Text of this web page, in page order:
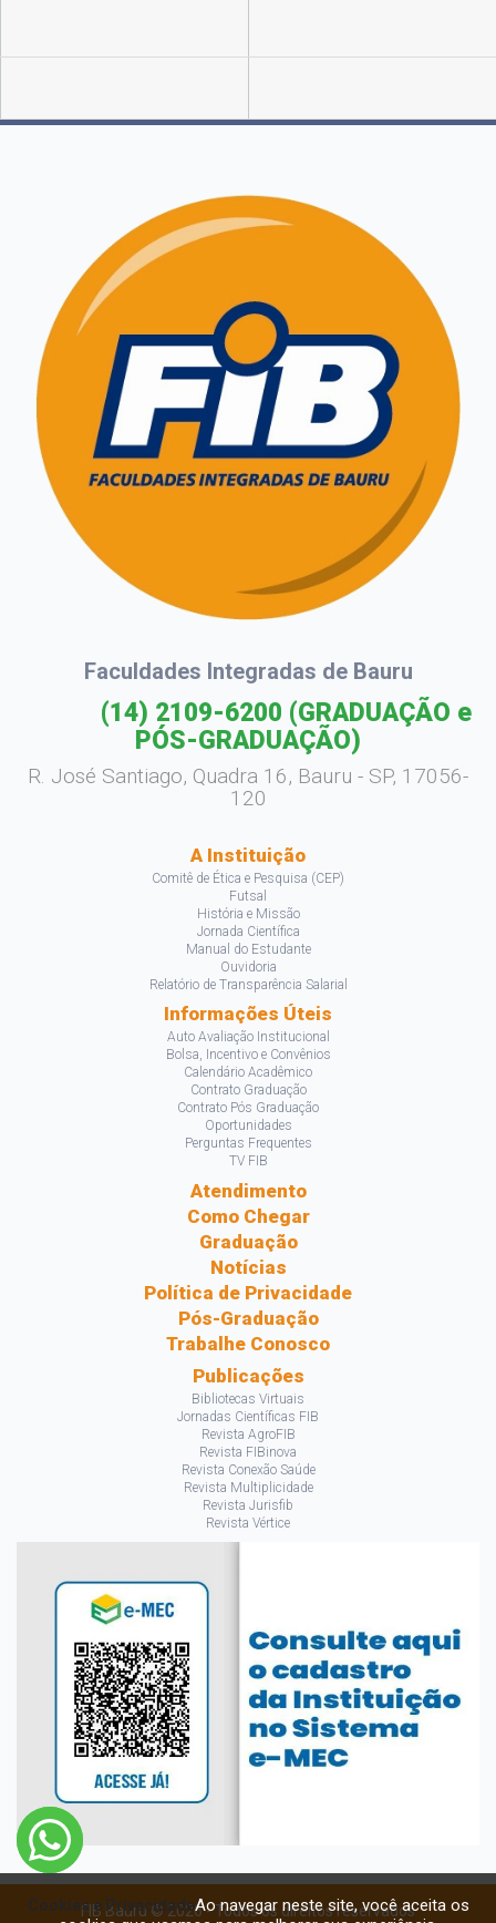
Faculdades Integradas de Bauru
(14) 2109-6200 (GRADUAÇÃO e
PÓS-GRADUAÇÃO)
R. José Santiago, Quadra 16, Bauru - SP, 17056-
120
A Instituição
Comitê de Ética e Pesquisa (CEP)
Futsal
História e Missão
Jornada Científica
Manual do Estudante
Ouvidoria
Relatório de Transparência Salarial
Informações Úteis
Auto Avaliação Institucional
Bolsa, Incentivo e Convênios
Calendário Acadêmico
Contrato Graduação
Contrato Pós Graduação
Oportunidades
Perguntas Frequentes
TV FIB
Atendimento
Como Chegar
Graduação
Notícias
Política de Privacidade
Pós-Graduação
Trabalhe Conosco
Publicações
Bibliotecas Virtuais
Jornadas Científicas FIB
Revista AgroFIB
Revista FIBinova
Revista Conexão Saúde
Revista Multiplicidade
Revista Jurisfib
Revista Vértice
FIB Bauru © 2026 - Todos os direitos reservados
Cookies e PrivacidadeAo navegar neste site, você aceita os